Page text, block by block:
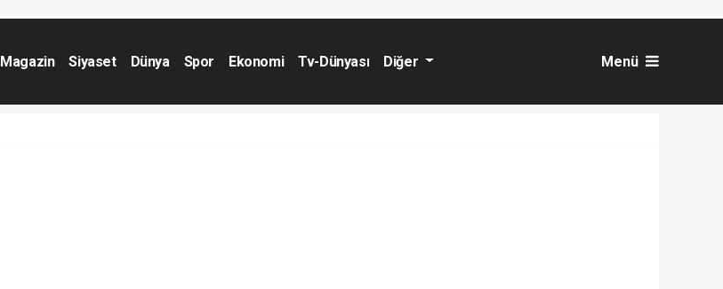
Magazin Siyaset Dünya Spor Ekonomi Tv-Dünyası Diğer Menü